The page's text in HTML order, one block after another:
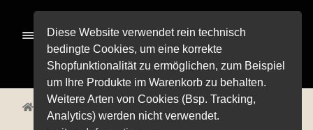
Navigation
springen
Inhalt
springen
Menü
Alle Pro­duk­te
Pre­mi­um-Wei­ne
Start Alle Produkte Weißweine Weiß­bur­gun­der
Diese Website verwendet rein technisch
bedingte Cookies, um eine korrekte
Shopfunktionalität zu ermöglichen, zum Beispiel
um Ihre Produkte im Warenkorb zu behalten.
Weitere Arten von Cookies (Bsp. Tracking,
Analytics) werden nicht verwendet.